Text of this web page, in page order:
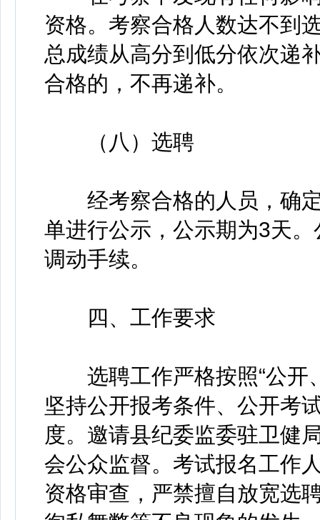
资格。考察合格人数达不到
总成绩从高分到低分依次递
合格的，不再递补。
（八）选聘
经考察合格的人员，确定
单进行公示，公示期为3天
调动手续。
四、工作要求
选聘工作严格按照“公开
坚持公开报考条件、公开考
度。邀请县纪委监委驻卫健
会公众监督。考试报名工作
资格审查，严禁擅自放宽选